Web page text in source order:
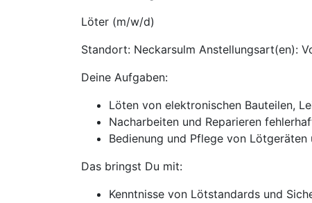
Löter (m/w/d)
Standort: Neckarsulm Anstellungsart(en):
Deine Aufgaben:
Löten von elektronischen Bauteilen,
Nacharbeiten und Reparieren
Bedienung und Pflege von Lötgeräten
Das bringst Du mit:
Kenntnisse von Lötstandards und